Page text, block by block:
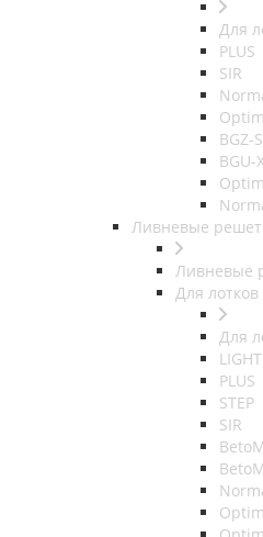
Для
PLUS
SIR
BGZ-S
BGU-
Ливневые
Ливневые
Для лотков
Для
LIGHT
PLUS
STEP
SIR